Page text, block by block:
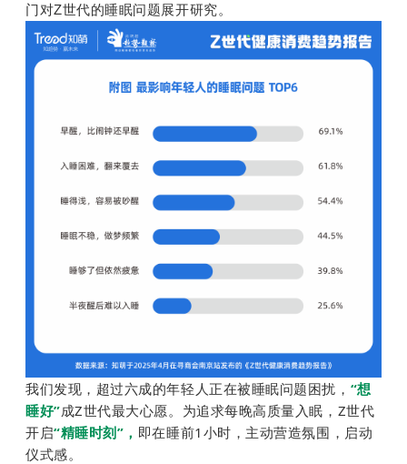
门对Z世代的睡眠问题展开研究。
我们发现，超过六成的年轻人正在被睡眠问题困扰， “想
睡好”成Z世代最大心愿。为追求每晚高质量入眠，Z世代
开启“精睡时刻”， 即在睡前1小时，主动营造氛围，启动
仪式感。